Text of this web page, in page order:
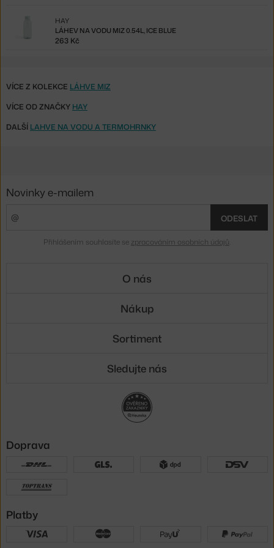
LÁHEV NA VODU MIZ 0.54L, ICE BLUE
HAY
263 Kč
VÍCE Z KOLEKCE LÁHVE MIZ
VÍCE OD ZNAČKY HAY
DALŠÍ LAHVE NA VODU A TERMOHRNKY
Novinky e-mailem
ODESLAT
Přihlášením souhlasíte se zpracováním osobních údajů
O nás
Nákup
Sortiment
Sledujte nás
Doprava
Platby